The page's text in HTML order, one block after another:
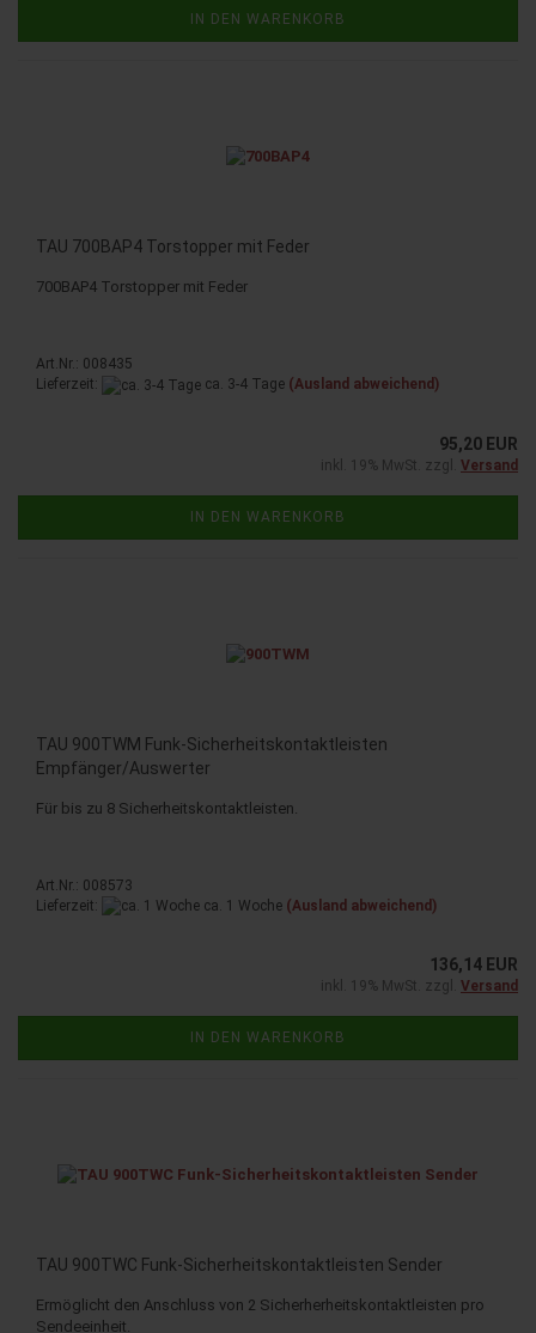
IN DEN WARENKORB
TAU 700BAP4 Torstopper mit Feder
700BAP4 Torstopper mit Feder
Art.Nr.: 008435
Lieferzeit:
ca. 3-4 Tage (Ausland abweichend)
95,20 EUR
inkl. 19% MwSt. zzgl. Versand
IN DEN WARENKORB
TAU 900TWM Funk-Sicherheitskontaktleisten
Empfänger/Auswerter
Für bis zu 8 Sicherheitskontaktleisten.
Art.Nr.: 008573
Lieferzeit:
ca. 1 Woche (Ausland abweichend)
136,14 EUR
inkl. 19% MwSt. zzgl. Versand
IN DEN WARENKORB
TAU 900TWC Funk-​Sicherheitskontaktleisten Sender
Ermöglicht den Anschluss von 2 Sicherherheitskontaktleisten pro
Sendeeinheit.